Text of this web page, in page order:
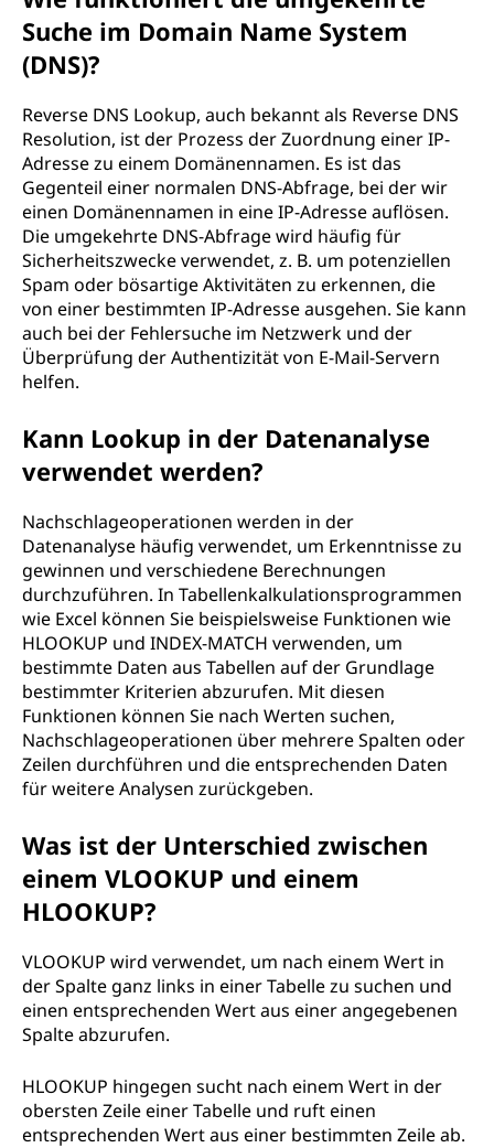
Suche im Domain Name System
(DNS)?
Reverse DNS Lookup, auch bekannt als Reverse DNS
Resolution, ist der Prozess der Zuordnung einer IP-
Adresse zu einem Domänennamen. Es ist das
Gegenteil einer normalen DNS-Abfrage, bei der wir
einen Domänennamen in eine IP-Adresse auflösen.
Die umgekehrte DNS-Abfrage wird häufig für
Sicherheitszwecke verwendet, z. B. um potenziellen
Spam oder bösartige Aktivitäten zu erkennen, die
von einer bestimmten IP-Adresse ausgehen. Sie kann
auch bei der Fehlersuche im Netzwerk und der
Überprüfung der Authentizität von E-Mail-Servern
helfen.
Kann Lookup in der Datenanalyse
verwendet werden?
Nachschlageoperationen werden in der
Datenanalyse häufig verwendet, um Erkenntnisse zu
gewinnen und verschiedene Berechnungen
durchzuführen. In Tabellenkalkulationsprogrammen
wie Excel können Sie beispielsweise Funktionen wie
HLOOKUP und INDEX-MATCH verwenden, um
bestimmte Daten aus Tabellen auf der Grundlage
bestimmter Kriterien abzurufen. Mit diesen
Funktionen können Sie nach Werten suchen,
Nachschlageoperationen über mehrere Spalten oder
Zeilen durchführen und die entsprechenden Daten
für weitere Analysen zurückgeben.
Was ist der Unterschied zwischen
einem VLOOKUP und einem
HLOOKUP?
VLOOKUP wird verwendet, um nach einem Wert in
der Spalte ganz links in einer Tabelle zu suchen und
einen entsprechenden Wert aus einer angegebenen
Spalte abzurufen.
HLOOKUP hingegen sucht nach einem Wert in der
obersten Zeile einer Tabelle und ruft einen
entsprechenden Wert aus einer bestimmten Zeile ab.